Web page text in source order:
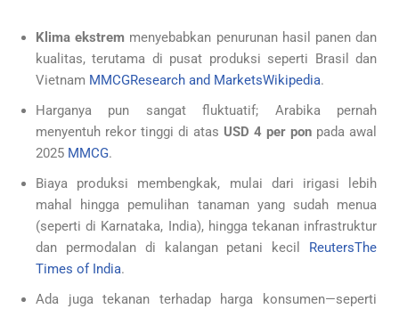
Klima ekstrem menyebabkan penurunan hasil panen dan
kualitas, terutama di pusat produksi seperti Brasil dan
Vietnam MMCGResearch and MarketsWikipedia.
Harganya pun sangat fluktuatif; Arabika pernah
menyentuh rekor tinggi di atas USD 4 per pon pada awal
2025 MMCG.
Biaya produksi membengkak, mulai dari irigasi lebih
mahal hingga pemulihan tanaman yang sudah menua
(seperti di Karnataka, India), hingga tekanan infrastruktur
dan permodalan di kalangan petani kecil ReutersThe
Times of India.
Ada juga tekanan terhadap harga konsumen—seperti